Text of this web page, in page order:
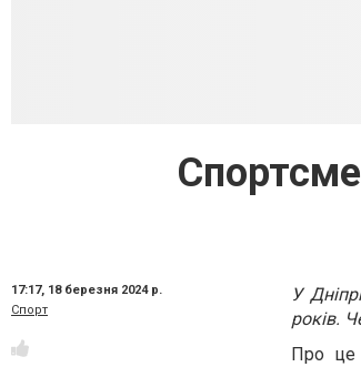
17:17, 18 березня 2024 р.
Спорт
У
років.
Про це